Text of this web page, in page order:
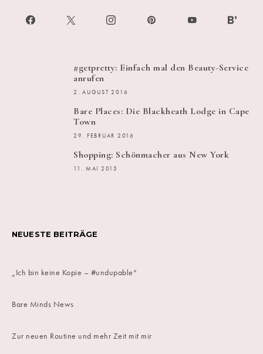
#getpretty: Einfach mal den Beauty-Service
anrufen
2. AUGUST 2016
Bare Places: Die Blackheath Lodge in Cape
Town
29. FEBRUAR 2016
Shopping: Schönmacher aus New York
11. MAI 2015
NEUESTE BEITRÄGE
„Ich bin keine Kopie – #undupable“
Bare Minds News
Zur neuen Routine und mehr Zeit mit mir